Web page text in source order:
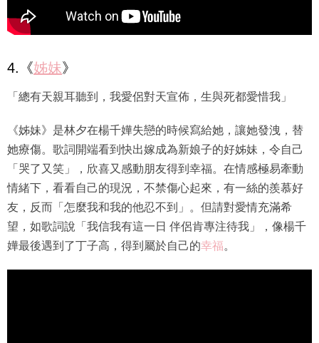
4.《姊妹》
「總有天親耳聽到，我愛侶對天宣佈，生與死都愛惜我」
《姊妹》是林夕在楊千嬅失戀的時候寫給她，讓她發洩，替
她療傷。歌詞開端看到快出嫁成為新娘子的好姊妹，令自己
「哭了又笑」，欣喜又感動朋友得到幸福。在情感極易牽動
情緒下，看看自己的現況，不禁傷心起來，有一絲的羨慕好
友，反而「怎麼我和我的他忍不到」。但請對愛情充滿希
望，如歌詞說「我信我有這一日 伴侶肯專注待我」，像楊千
嬅最後遇到了丁子高，得到屬於自己的幸福。